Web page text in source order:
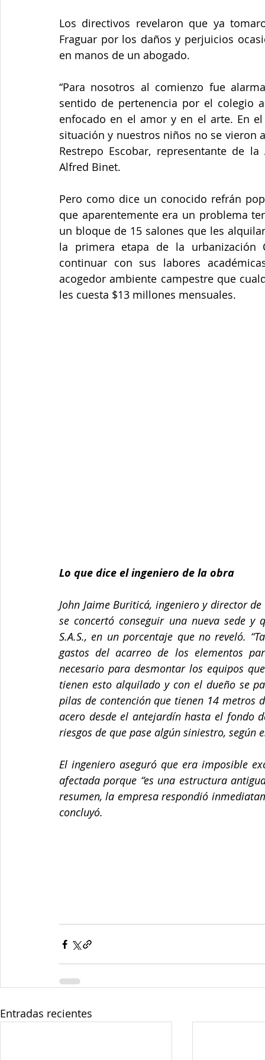
Los directivos revelaron que ya
Fraguar por los daños y perjuicios
en manos de un abogado.
“Para nosotros al comienzo fue
sentido de pertenencia por el colegio
enfocado en el amor y en el arte. En
situación y nuestros niños no se vieron
Restrepo Escobar, representante de
Alfred Binet.
Pero como dice un conocido refrán
que aparentemente era un problema
un bloque de 15 salones que les
la primera etapa de la urbanización
continuar con sus labores
acogedor ambiente campestre que
les cuesta $13 millones mensuales.
Lo que dice el ingeniero de la obra
John Jaime Buriticá, ingeniero y director
se concertó conseguir una nueva sede y
S.A.S., en un porcentaje que no reveló.
gastos del acarreo de los elementos
necesario para desmontar los equipos
tienen esto alquilado y con el dueño se
pilas de contención que tienen 14 metros
acero desde el antejardín hasta el fondo
riesgos de que pase algún siniestro, según
El ingeniero aseguró que era imposible
afectada porque “es una estructura
resumen, la empresa respondió
concluyó.
Entradas recientes